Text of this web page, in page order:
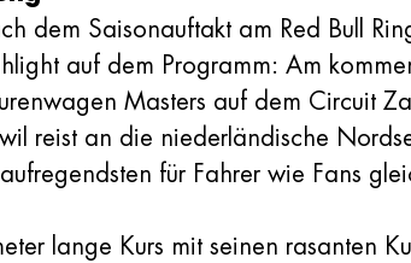
dem Saisonauftakt am Red Bull
auf dem Programm: Am
Masters auf dem Circuit
reist an die niederländische
für Fahrer wie Fans
lange Kurs mit seinen rasanten